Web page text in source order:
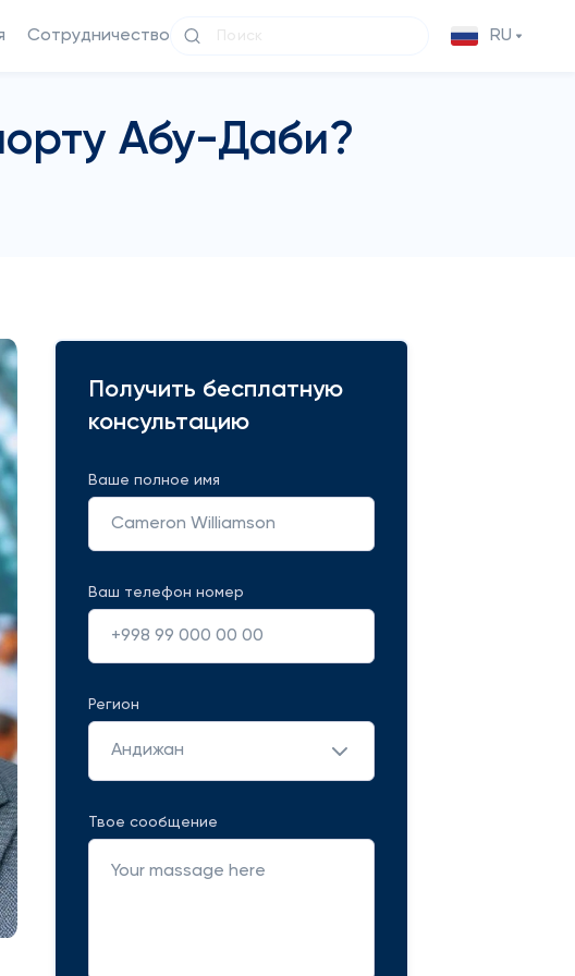
Сотрудничество RU
Абу-Даби?
Получить бесплатную
консультацию
Ваше полное имя
Ваш телефон номер
Регион
Андижан
Твое сообщение